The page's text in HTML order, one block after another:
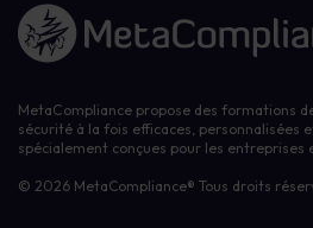
Lien vers la page d'accueil
MetaCompliance propose des formations
sécurité à la fois efficaces, personnalisées
spécialement conçues pour les entreprises
© 2026 MetaCompliance® Tous droits